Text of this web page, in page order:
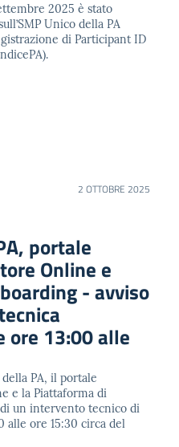
2025 è stato
Unico della PA
di Participant ID
2 OTTOBRE 2025
portale
Online e
- avviso
13:00 alle
PA, il portale
e la Piattaforma di
un intervento tecnico di
alle ore 15:30 circa del